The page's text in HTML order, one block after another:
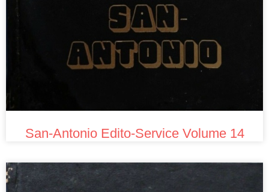
San-Antonio Edito-Service Volume 14